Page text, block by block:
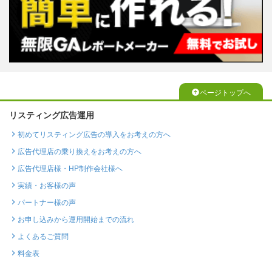
ページトップへ
リスティング広告運用
初めてリスティング広告の導入をお考えの方へ
広告代理店の乗り換えをお考えの方へ
広告代理店様・HP制作会社様へ
実績・お客様の声
パートナー様の声
お申し込みから運用開始までの流れ
よくあるご質問
料金表